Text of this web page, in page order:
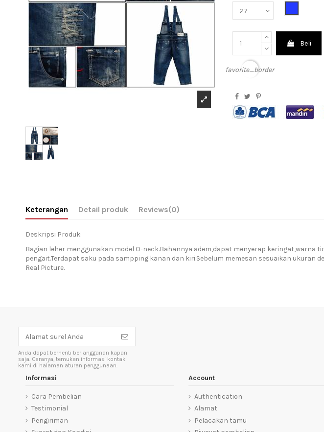
Beli
favorite_border
Keterangan Detail produk Reviews(0)
Deskripsi Produk:
Bagian leher menggunakan model O-neck.Bahannya adem,dapat menyerap
pengait.Terdapat saku pada sampping kanan dan kiri.Sebelum memesan sesuaikan
Real Picture.
Anda dapat berhenti berlangganan kapan
saja. Caranya, temukan informasi kontak
kami di halaman aturan penggunaan.
Informasi
Cara Pembelian
Testimonial
Pengiriman
Account
Authentication
Alamat
Pelacakan tamu